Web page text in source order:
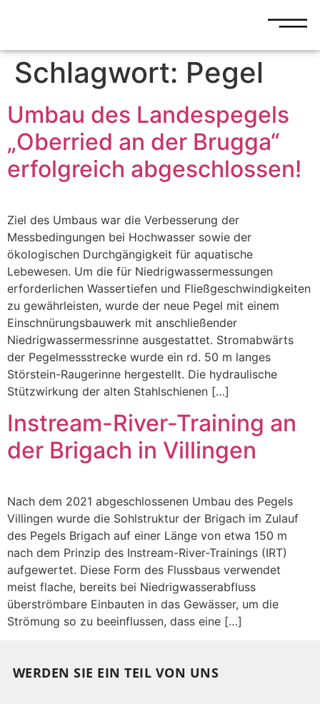
Schlagwort: Pegel
Umbau des Landespegels
„Oberried an der Brugga“
erfolgreich abgeschlossen!
Ziel des Umbaus war die Verbesserung der
Messbedingungen bei Hochwasser sowie der
ökologischen Durchgängigkeit für aquatische
Lebewesen. Um die für Niedrigwassermessungen
erforderlichen Wassertiefen und Fließgeschwindigkeiten
zu gewährleisten, wurde der neue Pegel mit einem
Einschnürungsbauwerk mit anschließender
Niedrigwassermessrinne ausgestattet. Stromabwärts
der Pegelmessstrecke wurde ein rd. 50 m langes
Störstein-Raugerinne hergestellt. Die hydraulische
Stützwirkung der alten Stahlschienen […]
Instream-River-Training an
der Brigach in Villingen
Nach dem 2021 abgeschlossenen Umbau des Pegels
Villingen wurde die Sohlstruktur der Brigach im Zulauf
des Pegels Brigach auf einer Länge von etwa 150 m
nach dem Prinzip des Instream-River-Trainings (IRT)
aufgewertet. Diese Form des Flussbaus verwendet
meist flache, bereits bei Niedrigwasserabfluss
überströmbare Einbauten in das Gewässer, um die
Strömung so zu beeinflussen, dass eine […]
WERDEN SIE EIN TEIL VON UNS